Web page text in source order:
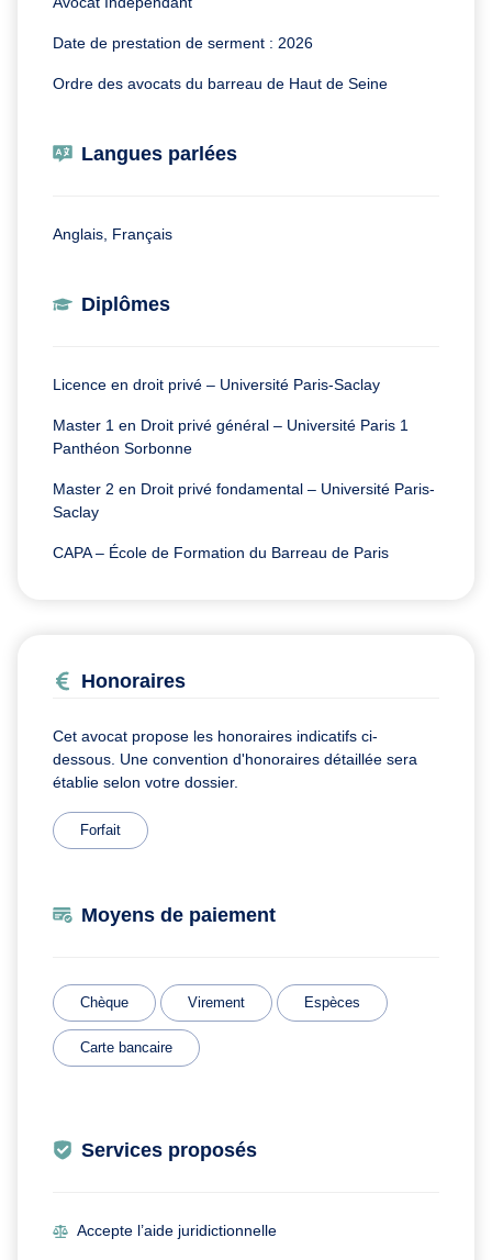
Date de prestation de serment : 2026
Ordre des avocats du barreau de Haut de Seine
Langues parlées
Anglais, Français
Diplômes
Licence en droit privé – Université Paris-Saclay
Master 1 en Droit privé général – Université Paris 1
Panthéon Sorbonne
Master 2 en Droit privé fondamental – Université Paris-
Saclay
CAPA – École de Formation du Barreau de Paris
Honoraires
Cet avocat propose les honoraires indicatifs ci-
dessous. Une convention d'honoraires détaillée sera
établie selon votre dossier.
Forfait
Moyens de paiement
Chèque Virement Espèces
Carte bancaire
Services proposés
Accepte l’aide juridictionnelle